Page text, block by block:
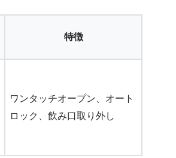
特徴
ワンタッチオープン、オート
ロック、飲み口取り外し